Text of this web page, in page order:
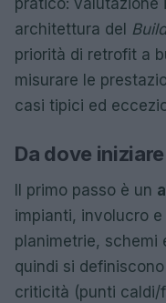
pratico: valutazione
architettura del
priorità di retrofit a
misurare le
casi tipici ed
Da dove
Il primo passo è un
impianti, involucro
planimetrie, schemi
quindi si definiscono
criticità (punti caldi/